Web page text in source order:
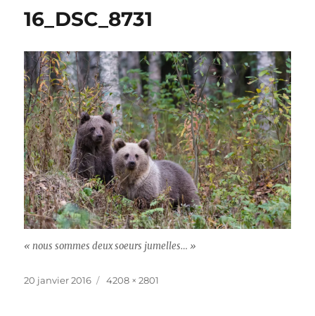
16_DSC_8731
« nous sommes deux soeurs jumelles… »
Publié
20 janvier 2016
Taille
4208 × 2801